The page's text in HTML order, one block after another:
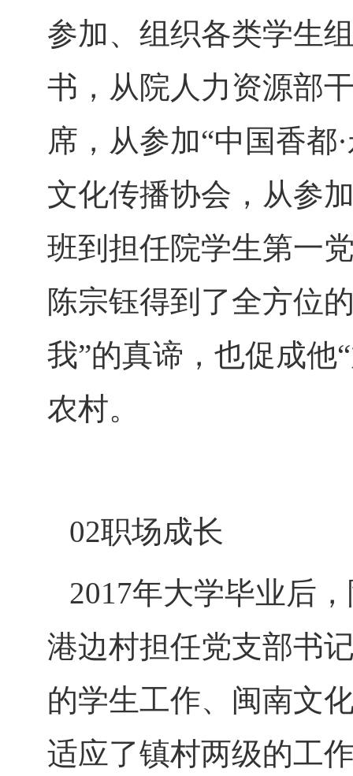
参加、组织各类学生
书，从院人力资源部
席，从参加“中国香都
文化传播协会，从参
班到担任院学生第一
陈宗钰得到了全方位
我”的真谛，也促成他
农村。
02职场成长
2017年大学毕业后
港边村担任党支部书
的学生工作、闽南文
适应了镇村两级的工